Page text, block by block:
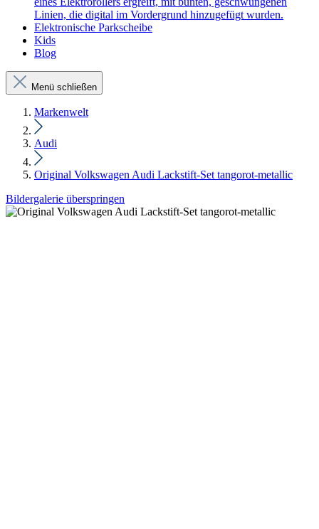
Elektronische Parkscheibe
Kids
Blog
Menü schließen
Markenwelt
Audi
Original Volkswagen Audi Lackstift-Set tangorot-metallic
Bildergalerie überspringen